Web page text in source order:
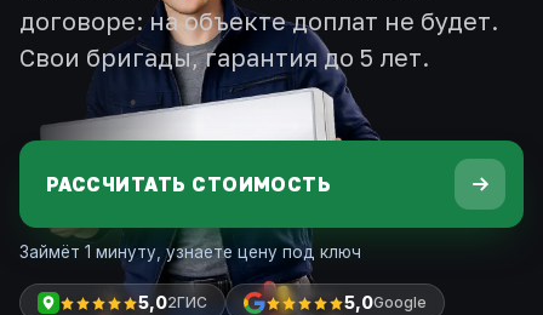
договоре: на объекте доплат не будет.
Свои бригады, гарантия до 5 лет.
РАССЧИТАТЬ СТОИМОСТЬ
Займёт 1 минуту, узнаете цену под ключ
5,02ГИС 5,0Google